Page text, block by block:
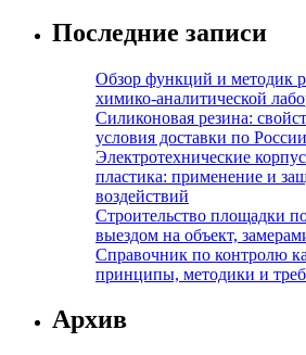
Последние записи
Обзор функций и методик
химико-аналитической
Силиконовая резина:
условия доставки по России
Электротехнические
пластика: применение и
воздействий
Строительство площадки
выездом на объект,
Справочник по контролю
принципы, методики и
Архив